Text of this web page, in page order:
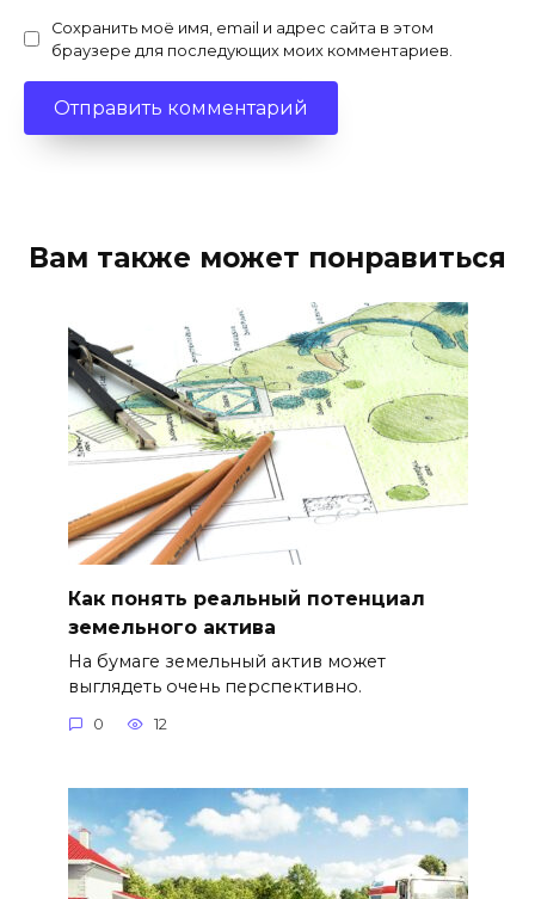
Сохранить моё имя, email и адрес сайта в этом
браузере для последующих моих комментариев.
Вам также может понравиться
Как понять реальный потенциал
земельного актива
На бумаге земельный актив может
выглядеть очень перспективно.
0 12